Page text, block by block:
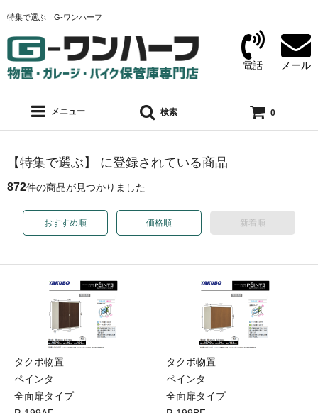
特集で選ぶ｜G-ワンハーフ
電話 メール
メニュー 検索 0
【特集で選ぶ】 に登録されている商品
872件の商品が見つかりました
おすすめ順 価格順 新着順
タクボ物置
ペインタ
全面扉タイプ
タクボ物置
ペインタ
全面扉タイプ